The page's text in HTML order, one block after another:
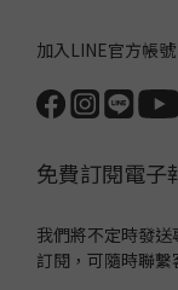
加入LINE官方帳
免費訂閱電子
我們將不定時發
訂閱，可隨時聯繫